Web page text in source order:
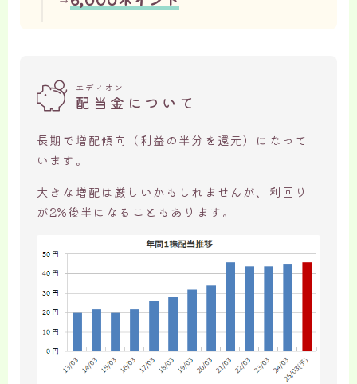
エディオン
配当金について
長期で増配傾向（利益の半分を還元）になって
います。
大きな増配は厳しいかもしれませんが、利回り
が2%後半になることもあります。